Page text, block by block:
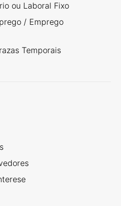
ou Laboral Fixo
/ Emprego
Temporais